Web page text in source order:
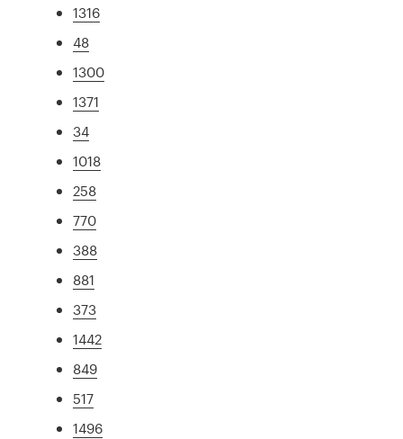
1316
48
1300
1371
34
1018
258
770
388
881
373
1442
849
517
1496